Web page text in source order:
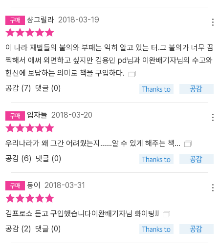
샹그릴라 2018-03-19
이 나라 재벌들의 불의와 부패는 익히 알고 있는 터.그 불의가 너무 끔
찍해서 애써 외면하고 싶지만 김용민 pd님과 이완배기자님의 수고와
헌신에 보답하는 의미로 책을 구입하다.
공감 (7) 댓글 (0)
입자들 2018-03-20
우리나라가 왜 그간 어려웠는지......알 수 있게 해주는 책...
공감 (6) 댓글 (0)
둥이 2018-03-31
김프로쇼 듣고 구입했습니다이완배기자님 화이팅!!
공감 (2) 댓글 (0)